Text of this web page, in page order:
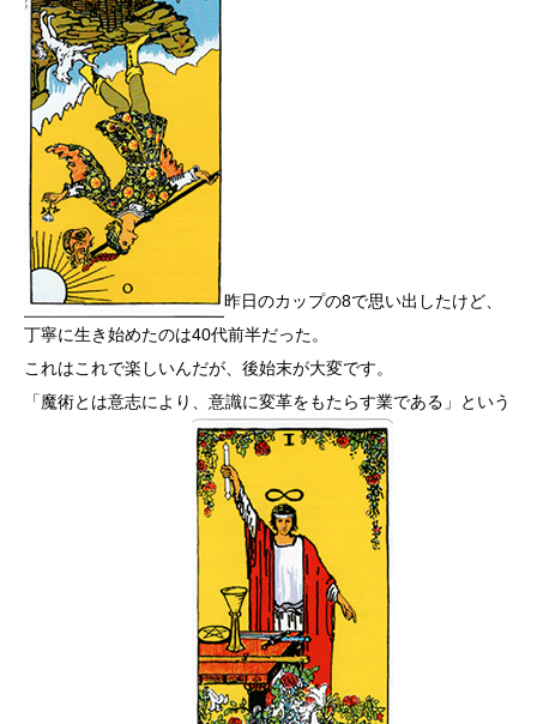
昨日のカップの8で思い出したけど、
丁寧に生き始めたのは40代前半だった。
これはこれで楽しいんだが、後始末が大変です。
「魔術とは意志により、意識に変革をもたらす業である」という